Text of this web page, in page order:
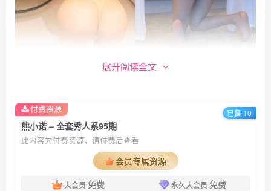
展开阅读全文
熊小诺 – 全套秀人系95期
此内容为付费资源，请付费后查看
会员专属资源
大会员 免费 永久大会员 免费
付费资源 已售 10